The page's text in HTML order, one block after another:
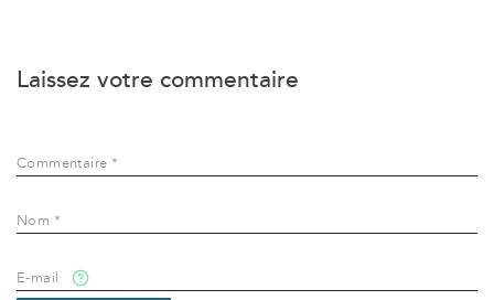
Laissez votre commentaire
Commentaire *
Nom *
E-mail